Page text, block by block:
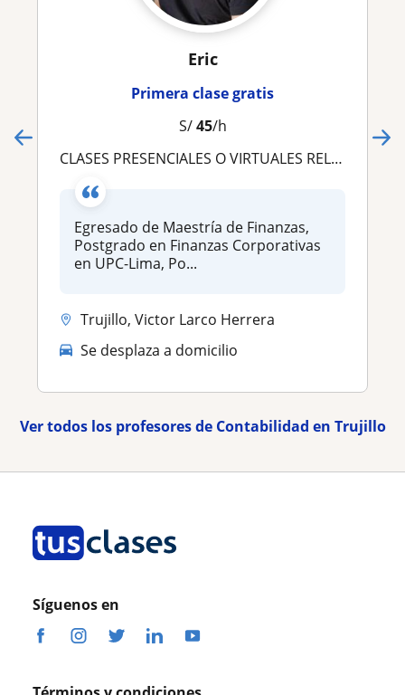
Eric
Primera clase gratis
S/45/h
CLASES PRESENCIALES O VIRTUALES RELACIONADOS A CONTABILIDAD Y FINANZAS
Egresado de Maestría de Finanzas,
Postgrado en Finanzas Corporativas
en UPC-Lima, Po...
Trujillo, Victor Larco Herrera
Se desplaza a domicilio
Ver todos los profesores de Contabilidad en Trujillo
Síguenos en